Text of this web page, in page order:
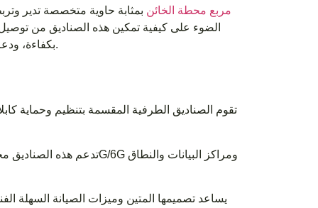
مربع محطة الخائن بمثابة حاوية متخصصة تدير
الضوء على كيفية تمكين هذه الصناديق من
بكفاءة، ودعم نقاط النهاية المتعددة، وتعزيز الكفاءة التشغيلية للبنية التحتية المتقدمة للشبكة.
تقوم الصناديق الطرفية المقسمة بتنظيم وحماية
يساعد تصميمها المتين وميزات الصيانة السهلة